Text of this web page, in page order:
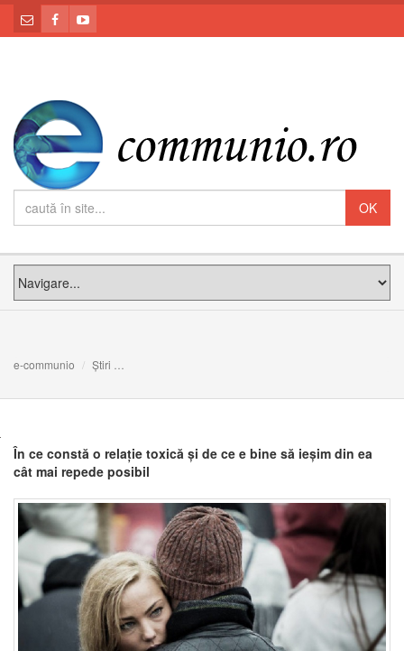
e-communio Știri
În ce constă o relație toxică și de ce e bine să ieșim din ea
cât mai repede posibil